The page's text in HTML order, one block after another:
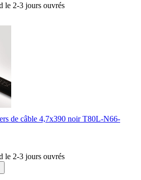
le 2-3 jours ouvrés
de câble 4,7x390 noir T80L-N66-
le 2-3 jours ouvrés